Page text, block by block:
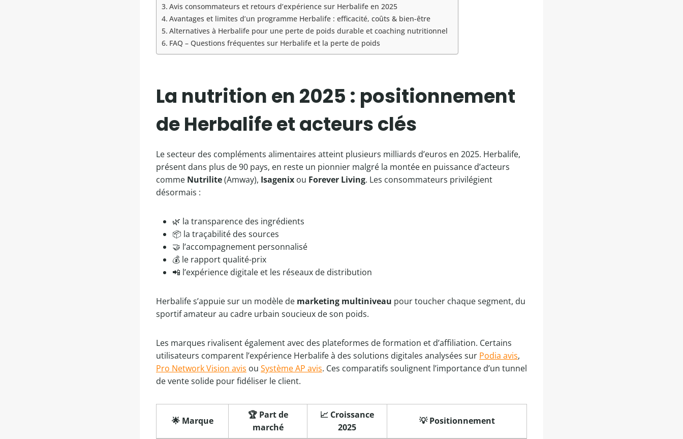
Avis consommateurs et retours d’expérience sur Herbalife en 2025
Avantages et limites d’un programme Herbalife : efficacité, coûts & bien-être
Alternatives à Herbalife pour une perte de poids durable et coaching nutritionnel
FAQ – Questions fréquentes sur Herbalife et la perte de poids
La nutrition en 2025 : positionnement
de Herbalife et acteurs clés
Le secteur des compléments alimentaires atteint plusieurs milliards d’euros en 2025. Herbalife,
présent dans plus de 90 pays, en reste un pionnier malgré la montée en puissance d’acteurs
comme Nutrilite(Amway), Isagenix ou Forever Living. Les consommateurs privilégient
désormais :
🌿 la transparence des ingrédients
📦 la traçabilité des sources
🤝 l’accompagnement personnalisé
💰 le rapport qualité-prix
📲 l’expérience digitale et les réseaux de distribution
Herbalife s’appuie sur un modèle de marketing multiniveau pour toucher chaque segment, du
sportif amateur au cadre urbain soucieux de son poids.
Les marques rivalisent également avec des plateformes de formation et d’affiliation. Certains
utilisateurs comparent l’expérience Herbalife à des solutions digitales analysées sur Podia avis,
Pro Network Vision avis ou Système AP avis. Ces comparatifs soulignent l’importance d’un tunnel
de vente solide pour fidéliser le client.
🌟 Marque
🏆 Part de
marché
📈 Croissance
2025
💡 Positionnement